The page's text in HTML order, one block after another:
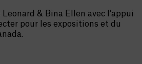
& Bina Ellen avec l’appui
pour les expositions et du